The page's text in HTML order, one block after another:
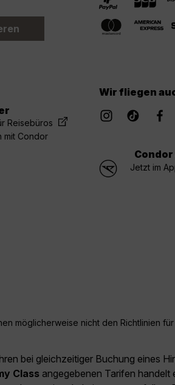
Reisebüros
mit Condor
Wir fliegen
Condor
Jetzt im
möglicherweise nicht den Richtlinien
bei gleichzeitiger Buchung eines
Class angegebenen Tarifen handelt